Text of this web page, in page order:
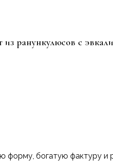
из ранункулюсов с
форму, богатую фактуру и